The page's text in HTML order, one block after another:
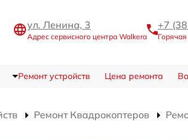
ул. Ленина, 3
Адрес сервисного центра Walkera
+7
Ремонт устройств Цена ремонта
Ремонт Квадрокоптеров